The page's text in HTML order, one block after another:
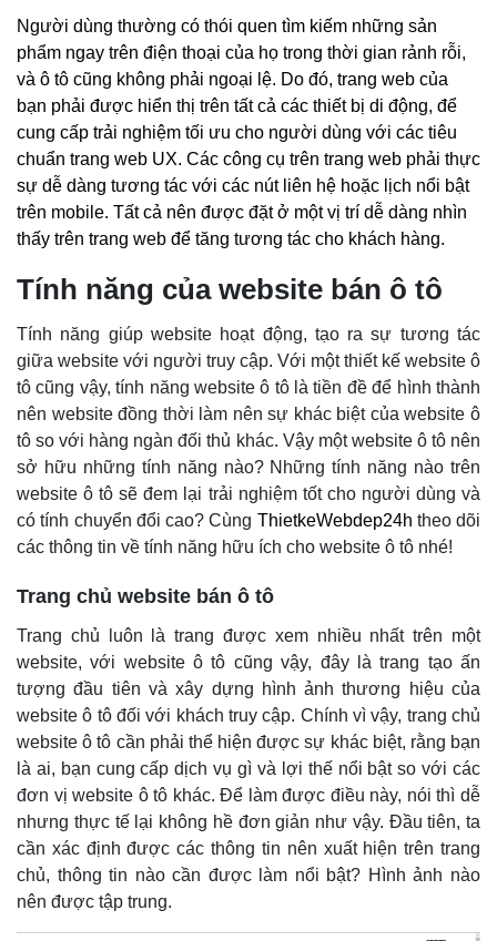
Người dùng thường có thói quen tìm kiếm những sản
phẩm ngay trên điện thoại của họ trong thời gian rảnh rỗi,
và ô tô cũng không phải ngoại lệ. Do đó, trang web của
bạn phải được hiển thị trên tất cả các thiết bị di động, để
cung cấp trải nghiệm tối ưu cho người dùng với các tiêu
chuẩn trang web UX. Các công cụ trên trang web phải thực
sự dễ dàng tương tác với các nút liên hệ hoặc lịch nổi bật
trên mobile. Tất cả nên được đặt ở một vị trí dễ dàng nhìn
thấy trên trang web để tăng tương tác cho khách hàng.
Tính năng của website bán ô tô
Tính năng giúp website hoạt động, tạo ra sự tương tác
giữa website với người truy cập. Với một thiết kế website ô
tô cũng vậy, tính năng website ô tô là tiền đề để hình thành
nên website đồng thời làm nên sự khác biệt của website ô
tô so với hàng ngàn đối thủ khác. Vậy một website ô tô nên
sở hữu những tính năng nào? Những tính năng nào trên
website ô tô sẽ đem lại trải nghiệm tốt cho người dùng và
có tính chuyển đổi cao? Cùng ThietkeWebdep24h theo dõi
các thông tin về tính năng hữu ích cho website ô tô nhé!
Trang chủ website bán ô tô
Trang chủ luôn là trang được xem nhiều nhất trên một
website, với website ô tô cũng vậy, đây là trang tạo ấn
tượng đầu tiên và xây dựng hình ảnh thương hiệu của
website ô tô đối với khách truy cập. Chính vì vậy, trang chủ
website ô tô cần phải thể hiện được sự khác biệt, rằng bạn
là ai, bạn cung cấp dịch vụ gì và lợi thế nổi bật so với các
đơn vị website ô tô khác. Để làm được điều này, nói thì dễ
nhưng thực tế lại không hề đơn giản như vậy. Đầu tiên, ta
cần xác định được các thông tin nên xuất hiện trên trang
chủ, thông tin nào cần được làm nổi bật? Hình ảnh nào
nên được tập trung.